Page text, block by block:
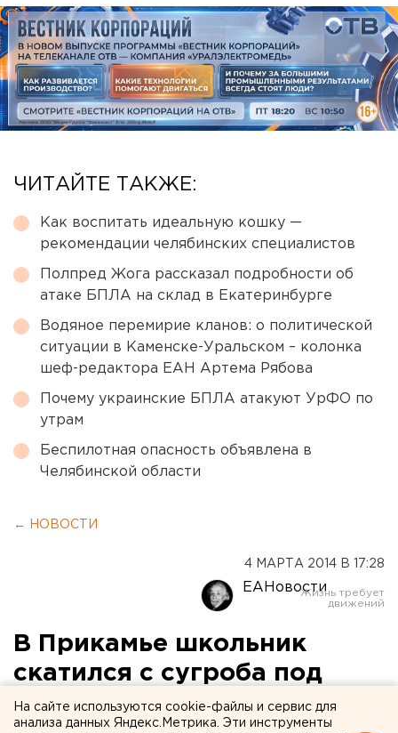
ЧИТАЙТЕ ТАКЖЕ:
Как воспитать идеальную кошку —
рекомендации челябинских специалистов
Полпред Жога рассказал подробности об
атаке БПЛА на склад в Екатеринбурге
Водяное перемирие кланов: о политической
ситуации в Каменске-Уральском – колонка
шеф-редактора ЕАН Артема Рябова
Почему украинские БПЛА атакуют УрФО по
утрам
Беспилотная опасность объявлена в
Челябинской области
← НОВОСТИ
4 МАРТА 2014 В 17:28
ЕАНовости
В Прикамье школьник
скатился с сугроба под
колеса автомобиля
На сайте используются cookie-файлы и сервис для
анализа данных Яндекс.Метрика. Эти инструменты